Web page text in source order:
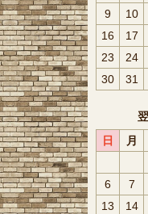
9
10
16
17
23
24
30
31
日
月
6
7
13
14